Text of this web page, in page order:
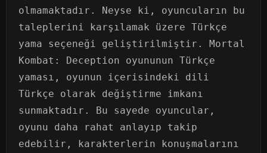
olmamaktadır. Neyse ki, oyuncuların bu
taleplerini karşılamak üzere Türkçe
yama seçeneği geliştirilmiştir. Mortal
Kombat: Deception oyununun Türkçe
yaması, oyunun içerisindeki dili
Türkçe olarak değiştirme imkanı
sunmaktadır. Bu sayede oyuncular,
oyunu daha rahat anlayıp takip
edebilir, karakterlerin konuşmalarını